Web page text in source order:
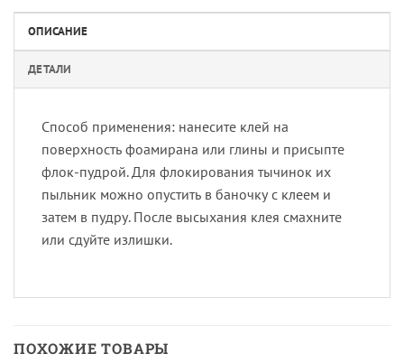
ОПИСАНИЕ
ДЕТАЛИ
Способ применения: нанесите клей на
поверхность фоамирана или глины и присыпте
флок-пудрой. Для флокирования тычинок их
пыльник можно опустить в баночку с клеем и
затем в пудру. После высыхания клея смахните
или сдуйте излишки.
ПОХОЖИЕ ТОВАРЫ